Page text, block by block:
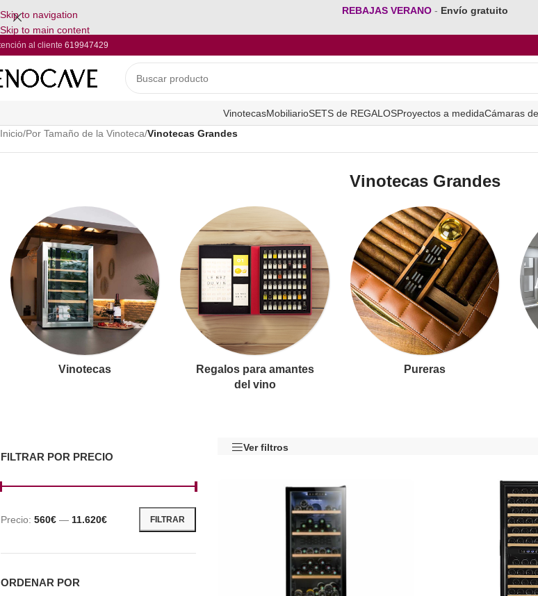
Skip to navigation
Skip to main content
REBAJAS VERANO - Envío gratuito
al cliente 619947429
VinotecasMobiliarioSETS de REGALOSProyectos a medidaCámaras
Inicio/Por Tamaño de la Vinoteca/Vinotecas Grandes
Vinotecas Grandes
Vinotecas
Regalos para amantes
del vino
Pureras
FILTRAR POR PRECIO
FILTRAR
Precio: 560€— 11.620€
ORDENAR POR
Ver filtros